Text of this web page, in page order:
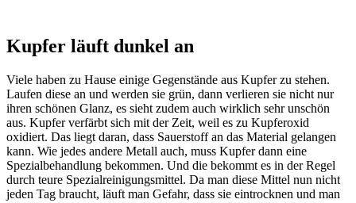
Kupfer läuft dunkel an
Viele haben zu Hause einige Gegenstände aus Kupfer zu stehen.
Laufen diese an und werden sie grün, dann verlieren sie nicht nur
ihren schönen Glanz, es sieht zudem auch wirklich sehr unschön
aus. Kupfer verfärbt sich mit der Zeit, weil es zu Kupferoxid
oxidiert. Das liegt daran, dass Sauerstoff an das Material gelangen
kann. Wie jedes andere Metall auch, muss Kupfer dann eine
Spezialbehandlung bekommen. Und die bekommt es in der Regel
durch teure Spezialreinigungsmittel. Da man diese Mittel nun nicht
jeden Tag braucht, läuft man Gefahr, dass sie eintrocknen und man